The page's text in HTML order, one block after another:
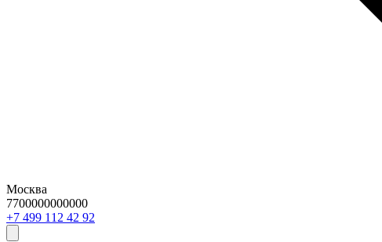
Москва
7700000000000
29 24 211 994 7+